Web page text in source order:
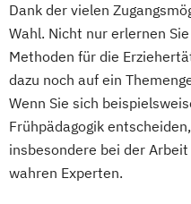
Fachrichtung
Klassische
Klassische
Konfliktmanager/in
Lernberater/-in +
NLP Tools in der
Beratungspraxis
Dank der vielen
Wahl. Nicht nur erlernen
Methoden für die
dazu noch auf ein
Wenn Sie sich
Frühpädagogik
insbesondere bei der
wahren Experten.